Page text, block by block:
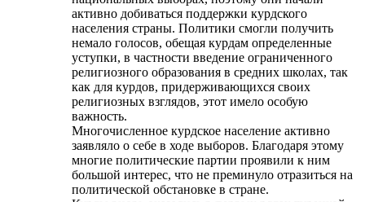
активно добиваться поддержки курдского
населения страны. Политики смогли получить
немало голосов, обещая курдам определенные
уступки, в частности введение ограниченного
религиозного образования в средних школах, так
как для курдов, придерживающихся своих
религиозных взглядов, этот имело особую
важность.
Многочисленное курдское население активно
заявляло о себе в ходе выборов. Благодаря этому
многие политические партии проявили к ним
большой интерес, что не преминуло отразиться на
политической обстановке в стране.